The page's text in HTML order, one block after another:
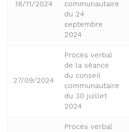
18/11/2024
communautaire
du 24
septembre
2024
27/09/2024
Procès verbal
de la séance
du conseil
communautaire
du 30 juillet
2024
Procès verbal